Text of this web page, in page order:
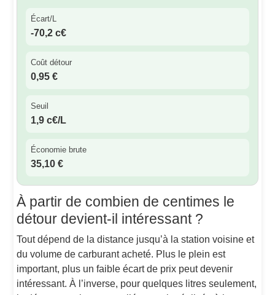
Écart/L
-70,2 c€
Coût détour
0,95 €
Seuil
1,9 c€/L
Économie brute
35,10 €
À partir de combien de centimes le
détour devient-il intéressant ?
Tout dépend de la distance jusqu’à la station voisine et
du volume de carburant acheté. Plus le plein est
important, plus un faible écart de prix peut devenir
intéressant. À l’inverse, pour quelques litres seulement,